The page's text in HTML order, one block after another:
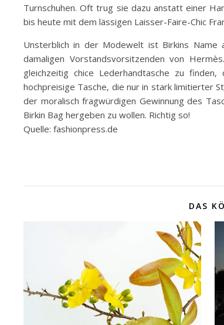
Turnschuhen. Oft trug sie dazu anstatt einer
bis heute mit dem lässigen Laisser-Faire-Chic
Unsterblich in der Modewelt ist Birkins Name
damaligen Vorstandsvorsitzenden von
gleichzeitig chice Lederhandtasche zu
hochpreisige Tasche, die nur in stark limitierter
der moralisch fragwürdigen Gewinnung des
Birkin Bag hergeben zu wollen. Richtig so!
Quelle: fashionpress.de
DAS